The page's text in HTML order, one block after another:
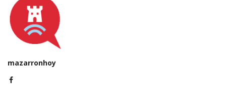
mazarronhoy